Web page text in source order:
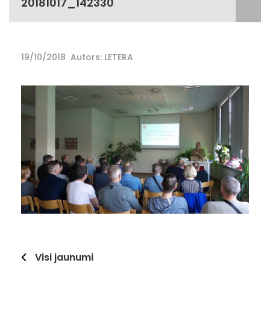
19/10/2018 Autors: LETERA
Visi jaunumi